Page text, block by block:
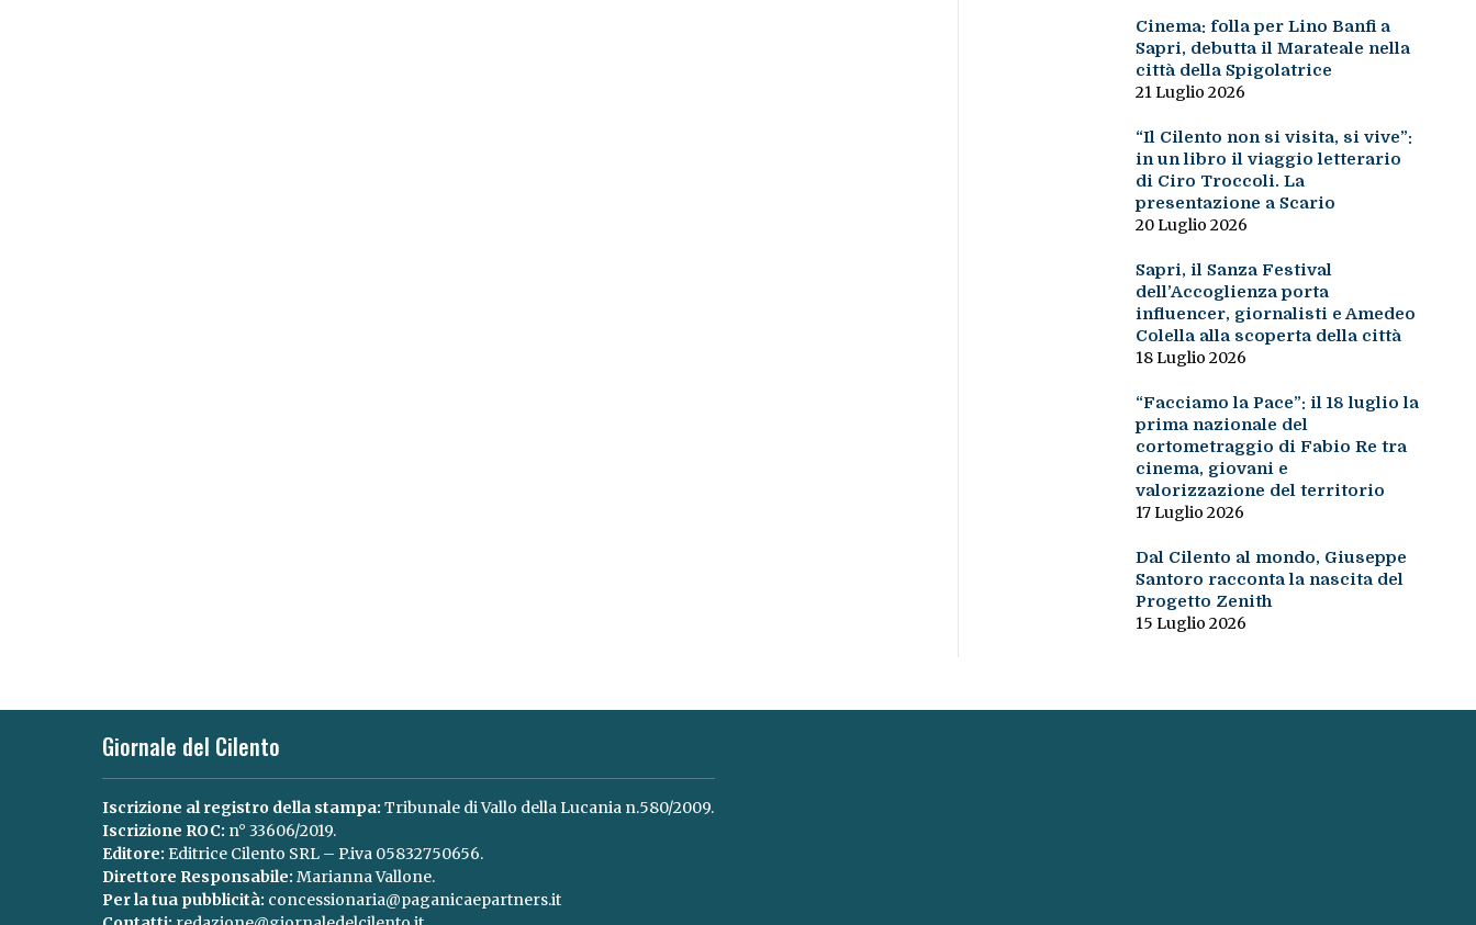
Cinema: folla per Lino Banfi a
Sapri, debutta il Marateale nella
città della Spigolatrice
21 Luglio 2026
“Il Cilento non si visita, si vive”:
in un libro il viaggio letterario
di Ciro Troccoli. La
presentazione a Scario
20 Luglio 2026
Sapri, il Sanza Festival
dell’Accoglienza porta
influencer, giornalisti e Amedeo
Colella alla scoperta della città
18 Luglio 2026
“Facciamo la Pace”: il 18 luglio la
prima nazionale del
cortometraggio di Fabio Re tra
cinema, giovani e
valorizzazione del territorio
17 Luglio 2026
Dal Cilento al mondo, Giuseppe
Santoro racconta la nascita del
Progetto Zenith
15 Luglio 2026
Giornale del Cilento
Iscrizione al registro della stampa: Tribunale di Vallo della Lucania n.580/2009.
Iscrizione ROC: n° 33606/2019.
Editore: Editrice Cilento SRL – P.iva 05832750656.
Direttore Responsabile: Marianna Vallone.
Per la tua pubblicità: concessionaria@paganicaepartners.it